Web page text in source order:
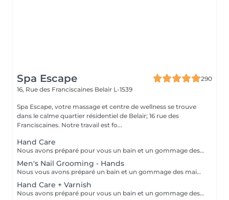
Spa Escape
290
16, Rue des Franciscaines Belair L-1539
Spa Escape, votre massage et centre de wellness se trouve
dans le calme quartier résidentiel de Belair; 16 rue des
Franciscaines. Notre travail est fo...
Hand Care
Nous avons préparé pour vous un bain et un gommage des mains aux huiles parfumées, un traitement des ongles et des cuticules, ainsi qu'un massage des bras et des mains pour éliminer toute tension dans les muscles et les os des bras et des mains et favoriser la relaxation.
Men's Nail Grooming - Hands
Nous vous avons préparé un bain et un gommage des mains à l'huile légèrement parfumée, un traitement des ongles et des cuticules et un massage des bras et des mains pour éliminer toute tension dans les muscles et les os des bras et des mains et favoriser la relaxation.
Hand Care + Varnish
Nous avons préparé pour vous un bain et un gommage des mains à l'huile parfumée, un traitement des ongles et des cuticules et un massage des bras et des mains pour éliminer toute tension dans les muscles et les os des bras et des mains et favoriser la relaxation. Ce soin est suivi de l'application d'un vernis à ongles de votre choix.